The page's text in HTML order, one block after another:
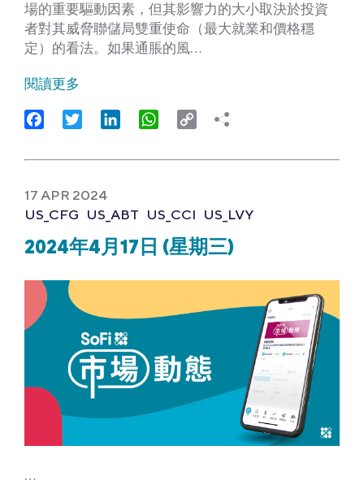
場的重要驅動因素，但其影響力的大小取決於投資
者對其威脅聯儲局雙重使命（最大就業和價格穩
定）的看法。如果通脹的風…
閱讀更多
FacebookTwitter LinkedIn WhatsApp
Copy
17 APR 2024
US_CFG US_ABT US_CCI US_LVY
2024年4月17日 (星期三)
…